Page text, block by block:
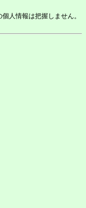
人情報は把握しません。